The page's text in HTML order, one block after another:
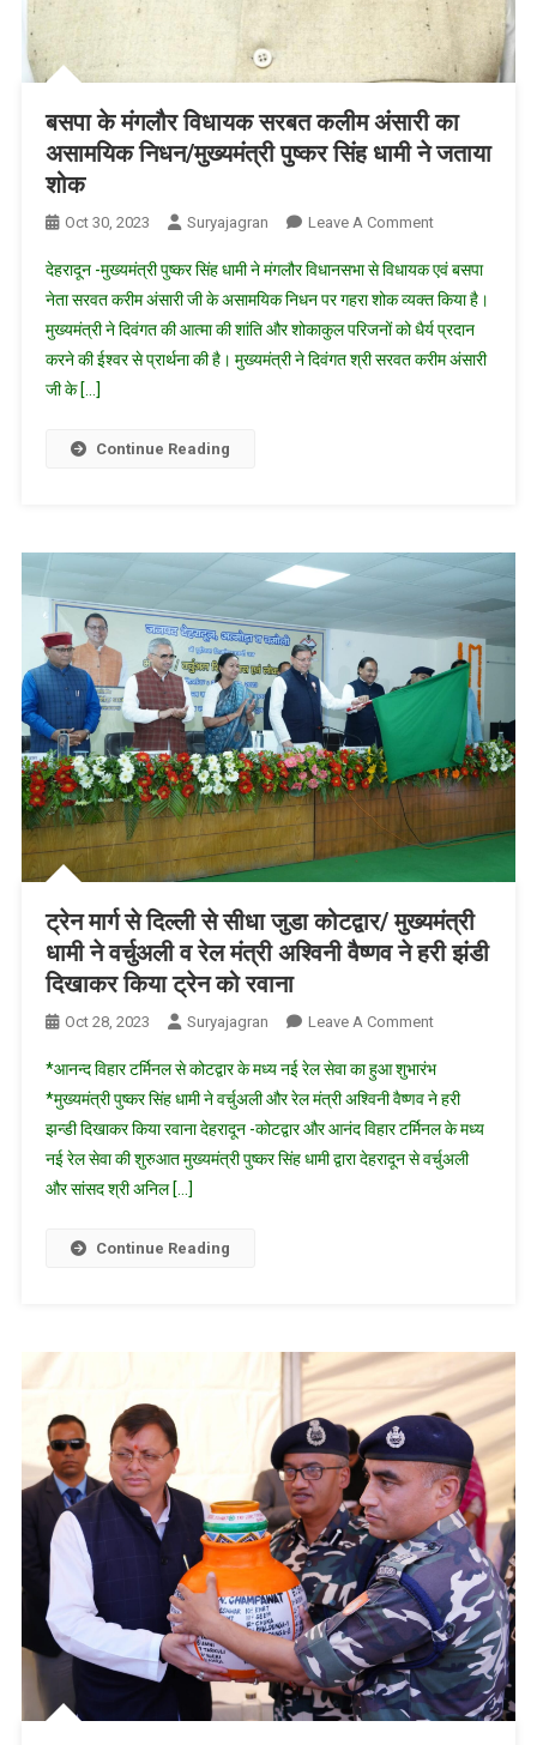
बसपा के मंगलौर विधायक सरबत कलीम अंसारी का
असामयिक निधन/मुख्यमंत्री पुष्कर सिंह धामी ने जताया
शोक
Oct 30, 2023 Suryajagran Leave A CommentOn
के
मंगलौर
विधायक
सरबत
पुष्कर
सिंह
धामी
ने
जताया
शोक
देहरादून -मुख्यमंत्री पुष्कर सिंह धामी ने मंगलौर विधानसभा से विधायक एवं बसपा
नेता सरवत करीम अंसारी जी के असामयिक निधन पर गहरा शोक व्यक्त किया है।
मुख्यमंत्री ने दिवंगत की आत्मा की शांति और शोकाकुल परिजनों को धैर्य प्रदान
करने की ईश्वर से प्रार्थना की है। मुख्यमंत्री ने दिवंगत श्री सरवत करीम अंसारी
जी के […]
Continue Reading
ट्रेन मार्ग से दिल्ली से सीधा जुडा कोटद्वार/ मुख्यमंत्री
धामी ने वर्चुअली व रेल मंत्री अश्विनी वैष्णव ने हरी झंडी
दिखाकर किया ट्रेन को रवाना
Oct 28, 2023 Suryajagran Leave A CommentOn
मार्ग
से
दिल्ली
से
वर्चुअली
व
रेल
मंत्री
अश्विनी
वैष्णव
ने
हरी
झंडी
दिखाकर
किया
ट्रेन
को
रवाना
*आनन्द विहार टर्मिनल से कोटद्वार के मध्य नई रेल सेवा का हुआ शुभारंभ
*मुख्यमंत्री पुष्कर सिंह धामी ने वर्चुअली और रेल मंत्री अश्विनी वैष्णव ने हरी
झन्डी दिखाकर किया रवाना देहरादून -कोटद्वार और आनंद विहार टर्मिनल के मध्य
नई रेल सेवा की शुरुआत मुख्यमंत्री पुष्कर सिंह धामी द्वारा देहरादून से वर्चुअली
और सांसद श्री अनिल […]
Continue Reading